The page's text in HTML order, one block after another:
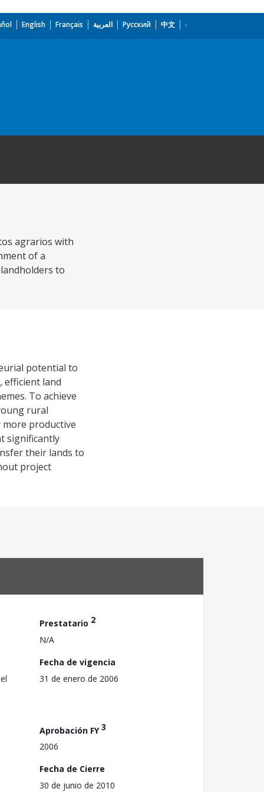
English Français العربية Русский 中文
agrarios with
of a
to
potential to
efficient land
To achieve
rural
productive
significantly
their lands to
project
Prestatario 2
N/A
Fecha de vigencia
31 de enero de 2006
Aprobación FY3
2006
Fecha de Cierre
30 de junio de 2010